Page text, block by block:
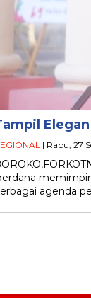
| Rabu, 27
agenda